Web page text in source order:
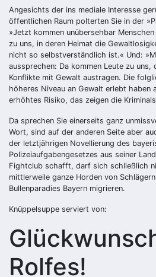
Angesichts der ins mediale Interesse
öffentlichen Raum polterten Sie in der
»Jetzt kommen unübersehbar
zu uns, in deren Heimat die
nicht so selbstverständlich ist.« Und:
aussprechen: Da kommen Leute zu uns,
Konflikte mit Gewalt austragen. Die
höheres Niveau an Gewalt erlebt haben
erhöhtes Risiko, das zeigen die
Da sprechen Sie einerseits ganz
Wort, sind auf der anderen Seite aber
der letztjährigen Novellierung des
Polizeiaufgabengesetzes aus seiner
Fightclub schafft, darf sich schließlich
mittlerweile ganze Horden von
Bullenparadies Bayern migrieren.
Knüppelsuppe serviert von:
Rolfes!